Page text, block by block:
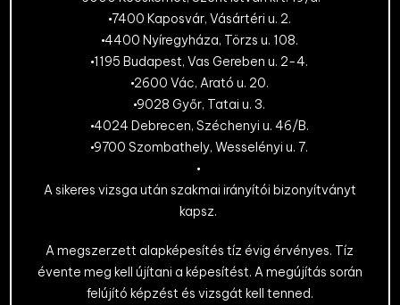
7400 Kaposvár, Vásártéri u. 2.
4400 Nyíregyháza, Törzs u. 108.
1195 Budapest, Vas Gereben u. 2-4.
2600 Vác, Arató u. 20.
9028 Győr, Tatai u. 3.
4024 Debrecen, Széchenyi u. 46/B.
9700 Szombathely, Wesselényi u. 7.
A sikeres vizsga után szakmai irányítói bizonyítványt
kapsz.
A megszerzett alapképesítés tíz évig érvényes. Tíz
évente meg kell újítani a képesítést. A megújítás során
felújító képzést és vizsgát kell tenned.